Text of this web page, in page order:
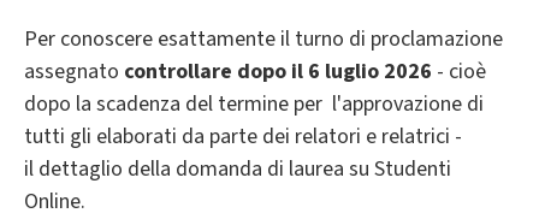
Per conoscere esattamente il turno di proclamazione
assegnato controllare dopo il 6 luglio 2026 - cioè
dopo la scadenza del termine per l'approvazione di
tutti gli elaborati da parte dei relatori e relatrici -
il dettaglio della domanda di laurea su Studenti
Online.